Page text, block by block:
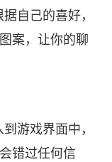
自己的喜好，
案，让你的聊
游戏界面中，
错过任何信